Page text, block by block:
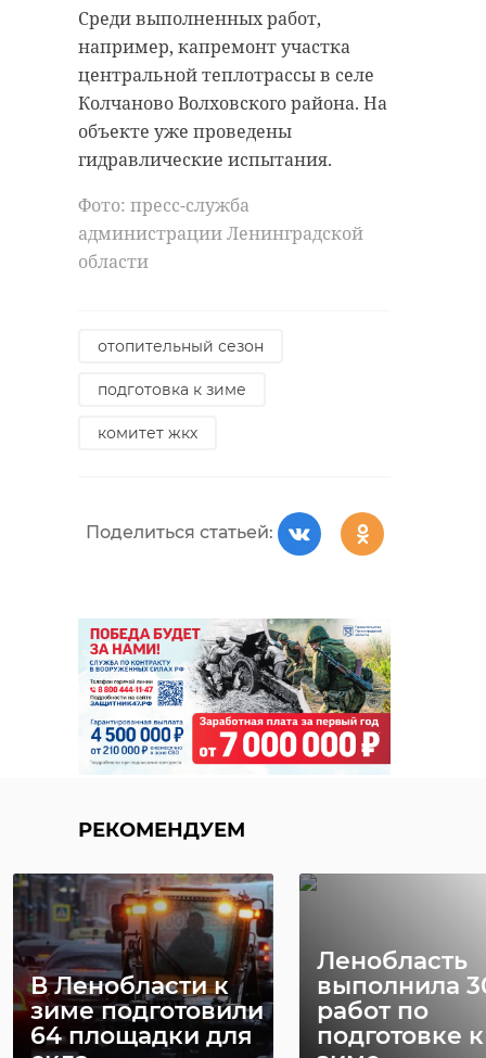
Среди выполненных работ,
например, капремонт участка
центральной теплотрассы в селе
Колчаново Волховского района. На
объекте уже проведены
гидравлические испытания.
Фото: пресс-служба
администрации Ленинградской
области
отопительный сезон
подготовка к зиме
комитет жкх
Поделиться статьей:
РЕКОМЕНДУЕМ
В Ленобласти к
зиме подготовили
64 площадки для
Ленобласть
выполнила
работ по
подготовке к
дыхательные пути малышки, а
также провел оксигенотерапию.
После проведенных анализов
выяснилось, что с ребенком всё в
порядке. Теперь родители ни на
минуту не отходят от дочки.
токсово скорая помощь
помощь детям
РЕКОМЕНДУЕМ
"Леноблводоканала" обеспечить
жителей поселка качественной
питьевой водой. Фактическое
восстановление прав жителей - на
контроле прокурора области.
Фото:
https://pxhere.com/ru/photo/676960